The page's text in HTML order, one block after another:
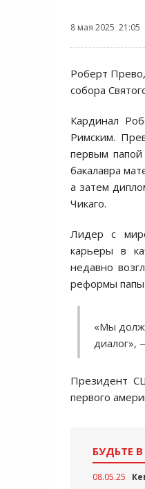
8 мая 2025 21:05
Роберт
собора
Кардинал
Римским.
первым
бакалавра
а затем
Чикаго.
Лидер с
карьеры в
недавно
реформы
«Мы
диалог»,
Президент
первого
БУДЬТЕ В
08.05.25